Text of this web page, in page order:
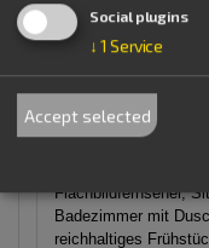
Details
Unsere geräumigen
Zimmer über drei
Flachbildfernseher,
Badezimmer mit
reichhaltiges
Social plugins
↓ 1 Service
Accept selected